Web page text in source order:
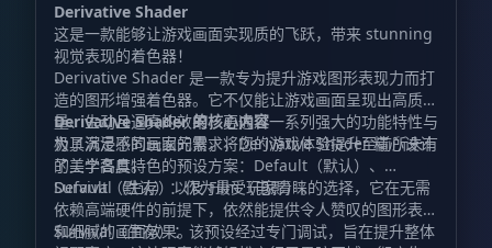
Derivative Shader
这是一款能够让游戏画面实现质的飞跃，带来 stunning
视觉表现的着色器！
Derivative Shader 是一款专为提升游戏图形表现力而打
造的图形增强着色器。它不仅能让游戏画面呈现出高质
量、生动且逼真的效果，更通过一系列强大的功能特性与
极具沉浸感的画面元素，将您的游戏体验提升至前所未有
的美学高度。
Derivative Shader 的核心内容
为了满足不同玩家的需求，Derivative Shader 精心设计
了三个各具特色的预设方案：Default（默认）、
Survival（生存）以及 Film（电影）。
Default（默认）：作为最受玩家青睐的选择，它在无需
依赖高端硬件的前提下，依然能提供令人赞叹的图形表现
和细腻的画面效果。
Survival（生存）：该预设经过专门调试，旨在提升整体